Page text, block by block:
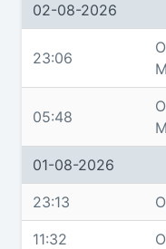
02-08-2026
23:06
05:48
01-08-2026
23:13
11:32